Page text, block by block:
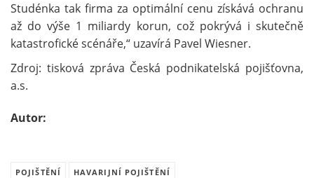
Studénka tak firma za optimální cenu získává ochranu
až do výše 1 miliardy korun, což pokrývá i skutečně
katastrofické scénáře,“ uzavírá Pavel Wiesner.
Zdroj: tisková zpráva Česká podnikatelská pojišťovna,
a.s.
Autor:
POJIŠTĚNÍ HAVARIJNÍ POJIŠTĚNÍ